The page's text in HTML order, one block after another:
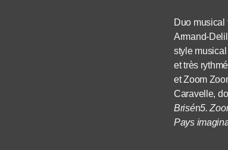
Duo musical
Armand-
style
et très
et Zoom
Caravelle,
Brisén5.
Pays